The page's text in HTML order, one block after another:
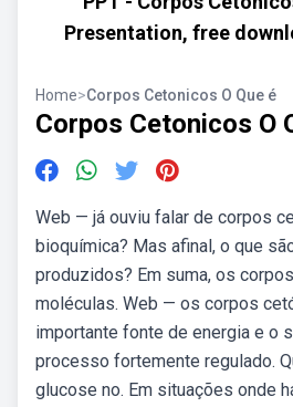
Presentation, free
Home>Corpos Cetonicos O Que é
Corpos Cetonicos O
Web — já ouviu falar de corpos
bioquímica? Mas afinal, o que
produzidos? Em suma, os
moléculas. Web — os corpos
importante fonte de energia e o
processo fortemente regulado.
glucose no. Em situações onde